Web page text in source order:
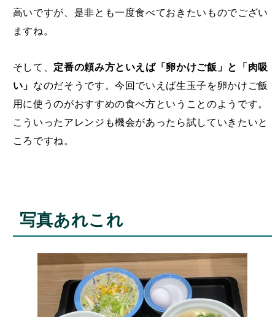
高いですが、是非とも一度食べておきたいものでござい
ますね。
そして、 定番の頼み方といえば「卵かけご飯」と「肉吸
い」 なのだそうです。今回でいえば生玉子を卵かけご飯
用に使うのがおすすめの食べ方ということのようです。
こういったアレンジも機会があったら試していきたいと
ころですね。
写真あれこれ